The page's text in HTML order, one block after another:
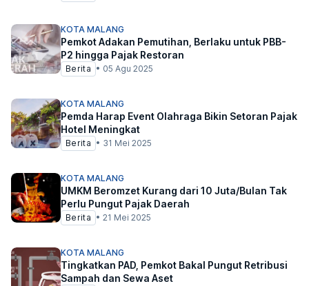
KOTA MALANG
Pemkot Adakan Pemutihan, Berlaku untuk PBB-
P2 hingga Pajak Restoran
Berita • 05 Agu 2025
KOTA MALANG
Pemda Harap Event Olahraga Bikin Setoran Pajak
Hotel Meningkat
Berita • 31 Mei 2025
KOTA MALANG
UMKM Beromzet Kurang dari 10 Juta/Bulan Tak
Perlu Pungut Pajak Daerah
Berita • 21 Mei 2025
KOTA MALANG
Tingkatkan PAD, Pemkot Bakal Pungut Retribusi
Sampah dan Sewa Aset